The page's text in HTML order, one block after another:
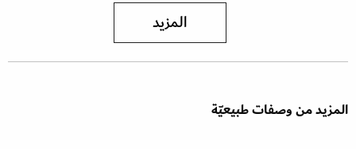
المزيد
المزيد من وصفات طبيعيّة